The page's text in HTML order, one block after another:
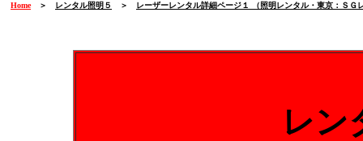
Home＞ レンタル照明５ ＞ レーザーレンタル詳細ページ１ （照明レンタル・東京：ＳＧ
レン